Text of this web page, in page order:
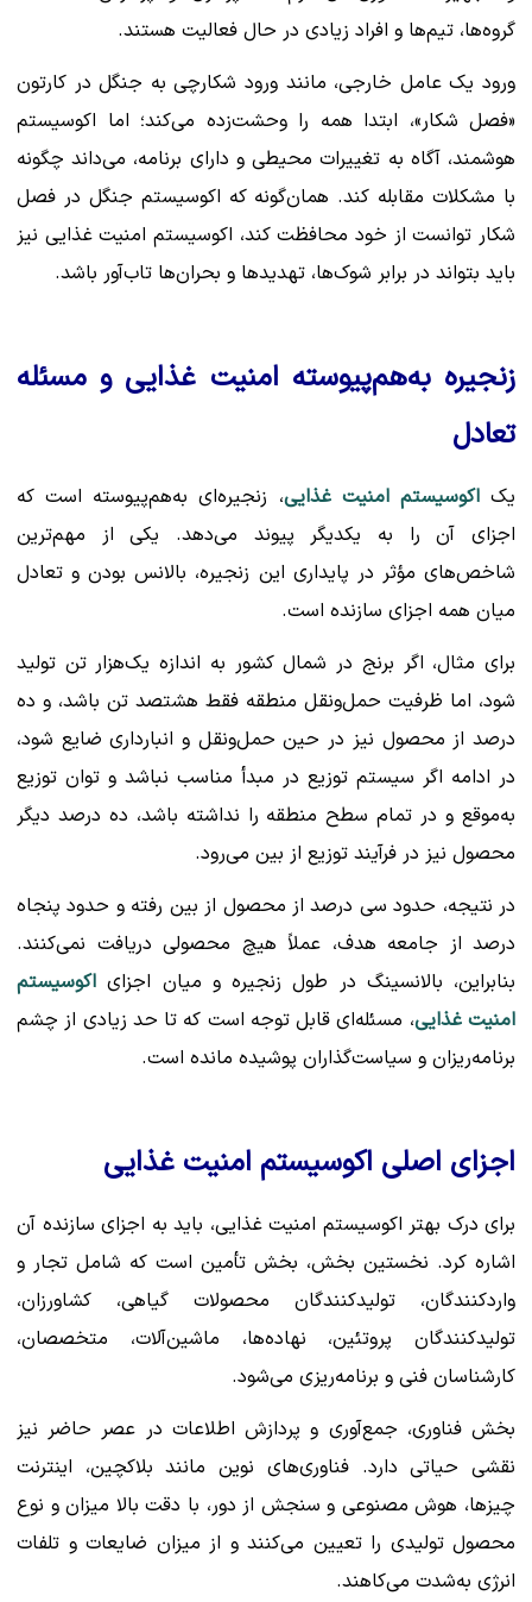
گروه‌ها، تیم‌ها و افراد زیادی در حال فعالیت هستند.
ورود یک عامل خارجی، مانند ورود شکارچی به جنگل در کارتون
«فصل شکار»، ابتدا همه را وحشت‌زده می‌کند؛ اما اکوسیستم
هوشمند، آگاه به تغییرات محیطی و دارای برنامه، می‌داند چگونه
با مشکلات مقابله کند. همان‌گونه که اکوسیستم جنگل در فصل
شکار توانست از خود محافظت کند، اکوسیستم امنیت غذایی نیز
باید بتواند در برابر شوک‌ها، تهدیدها و بحران‌ها تاب‌آور باشد.
زنجیره به‌هم‌پیوسته امنیت غذایی و مسئله
تعادل
یکاکوسیستم امنیت غذایی، زنجیره‌ای به‌هم‌پیوسته است که
اجزای آن را به یکدیگر پیوند می‌دهد. یکی از مهم‌ترین
شاخص‌های مؤثر در پایداری این زنجیره، بالانس بودن و تعادل
میان همه اجزای سازنده است.
برای مثال، اگر برنج در شمال کشور به اندازه یک‌هزار تن تولید
شود، اما ظرفیت حمل‌ونقل منطقه فقط هشتصد تن باشد، و ده
درصد از محصول نیز در حین حمل‌ونقل و انبارداری ضایع شود،
در ادامه اگر سیستم توزیع در مبدأ مناسب نباشد و توان توزیع
به‌موقع و در تمام سطح منطقه را نداشته باشد، ده درصد دیگر
محصول نیز در فرآیند توزیع از بین می‌رود.
در نتیجه، حدود سی درصد از محصول از بین رفته و حدود پنجاه
درصد از جامعه هدف، عملاً هیچ محصولی دریافت نمی‌کنند.
بنابراین، بالانسینگ در طول زنجیره و میان اجزای اکوسیستم
امنیت غذایی، مسئله‌ای قابل توجه است که تا حد زیادی از چشم
برنامه‌ریزان و سیاست‌گذاران پوشیده مانده است.
اجزای اصلی اکوسیستم امنیت غذایی
برای درک بهتر اکوسیستم امنیت غذایی، باید به اجزای سازنده آن
اشاره کرد. نخستین بخش، بخش تأمین است که شامل تجار و
واردکنندگان، تولیدکنندگان محصولات گیاهی، کشاورزان،
تولیدکنندگان پروتئین، نهاده‌ها، ماشین‌آلات، متخصصان،
کارشناسان فنی و برنامه‌ریزی می‌شود.
بخش فناوری، جمع‌آوری و پردازش اطلاعات در عصر حاضر نیز
نقشی حیاتی دارد. فناوری‌های نوین مانند بلاکچین، اینترنت
چیزها، هوش مصنوعی و سنجش از دور، با دقت بالا میزان و نوع
محصول تولیدی را تعیین می‌کنند و از میزان ضایعات و تلفات
انرژی به‌شدت می‌کاهند.